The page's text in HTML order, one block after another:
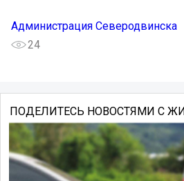
Администрация Северодвинска
24
ПОДЕЛИТЕСЬ НОВОСТЯМИ С